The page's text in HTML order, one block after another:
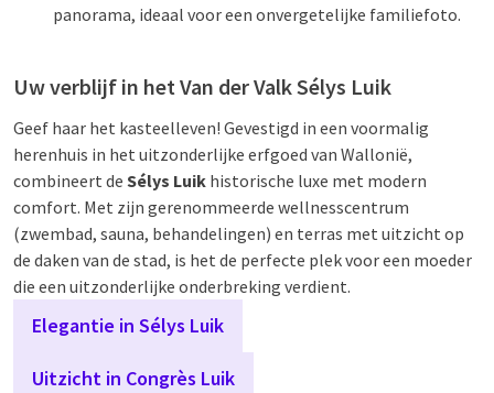
panorama, ideaal voor een onvergetelijke familiefoto.
Uw verblijf in het Van der Valk Sélys Luik
Geef haar het kasteelleven! Gevestigd in een voormalig
herenhuis in het uitzonderlijke erfgoed van Wallonië,
combineert de Sélys Luik historische luxe met modern
comfort. Met zijn gerenommeerde wellnesscentrum
(zwembad, sauna, behandelingen) en terras met uitzicht op
de daken van de stad, is het de perfecte plek voor een moeder
die een uitzonderlijke onderbreking verdient.
Elegantie in Sélys Luik
Uitzicht in Congrès Luik